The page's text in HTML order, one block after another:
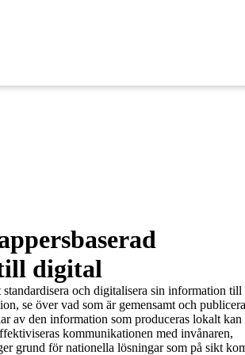
digital
och digitalisera sin information till
se över vad som är gemensamt och
av den information som produceras lokalt kan
kommunikationen med invånaren,
grund för nationella lösningar som på sikt